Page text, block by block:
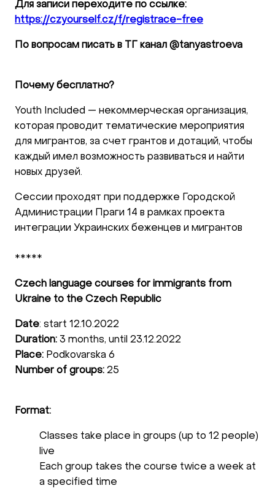
Для записи переходите по ссылке:
https://czyourself.cz/f/registrace-free
По вопросам писать в ТГ канал @tanyastroeva
Почему бесплатно?
Youth Included — некоммерческая организация,
которая проводит тематические мероприятия
для мигрантов, за счет грантов и дотаций, чтобы
каждый имел возможность развиваться и найти
новых друзей.
Сессии проходят при поддержке Городской
Администрации Праги 14 в рамках проекта
интеграции Украинских беженцев и мигрантов
*****
Czech language courses for immigrants from
Ukraine to the Czech Republic
Date: start 12.10.2022
Duration: 3 months, until 23.12.2022
Place: Podkovarska 6
Number of groups: 25
Format:
Classes take place in groups (up to 12 people)
live
Each group takes the course twice a week at
a specified time